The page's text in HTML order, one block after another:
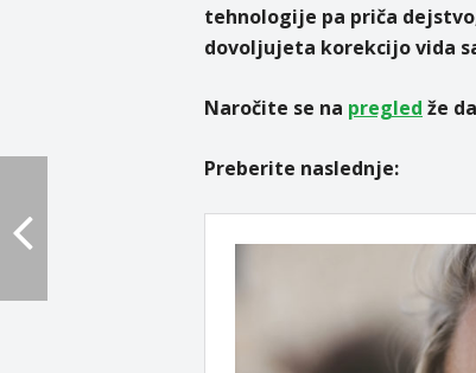
tehnologije pa priča
dovoljujeta korekcijo vida
Naročite se na pregled že
Preberite naslednje: